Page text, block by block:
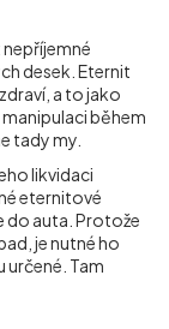
desek. Eternit
a to jako
během
tady my.
likvidaci
eternitové
do auta. Protože
je nutné ho
určené. Tam